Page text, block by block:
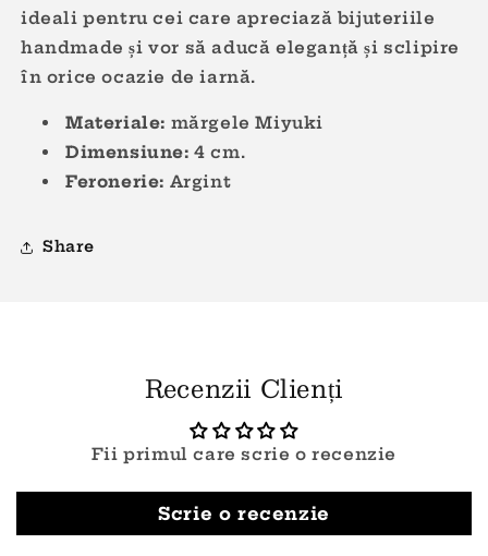
ideali pentru cei care apreciază bijuteriile
handmade și vor să aducă eleganță și sclipire
în orice ocazie de iarnă.
Materiale: mărgele Miyuki
Dimensiune: 4 cm.
Feronerie: Argint
Share
Recenzii Clienți
Fii primul care scrie o recenzie
Scrie o recenzie